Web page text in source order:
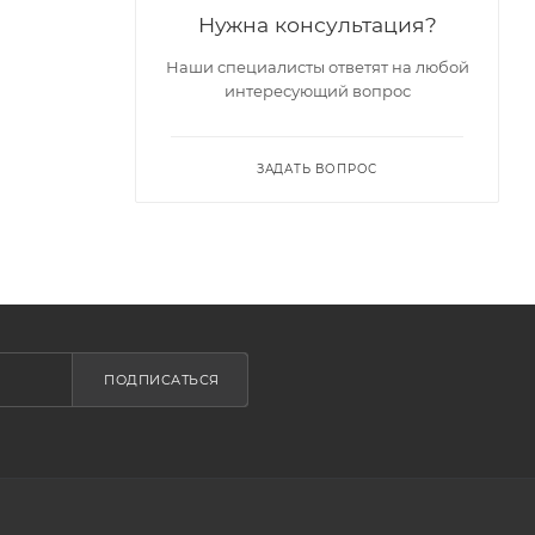
Нужна консультация?
Наши специалисты ответят на любой
интересующий вопрос
ЗАДАТЬ ВОПРОС
ПОДПИСАТЬСЯ